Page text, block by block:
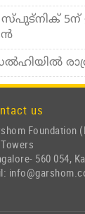
5ന്
us
Foundation
560 054,